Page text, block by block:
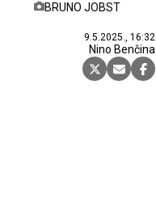
BRUNO JOBST
9.5.2025., 16:32
Nino Benčina